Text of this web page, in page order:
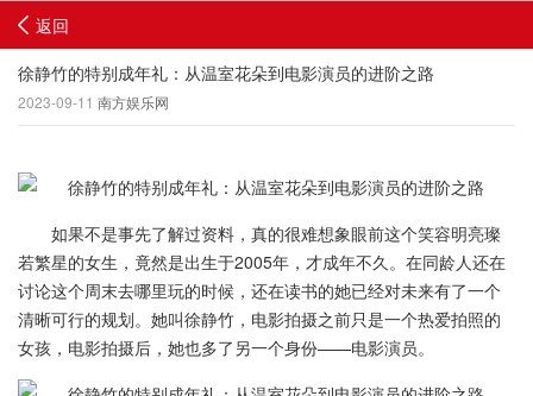
返回
徐静竹的特别成年礼：从温室花朵到电影演员的进阶之路
2023-09-11 南方娱乐网
如果不是事先了解过资料，真的很难想象眼前这个笑容明亮璨
若繁星的女生，竟然是出生于2005年，才成年不久。在同龄人还在
讨论这个周末去哪里玩的时候，还在读书的她已经对未来有了一个
清晰可行的规划。她叫徐静竹，电影拍摄之前只是一个热爱拍照的
女孩，电影拍摄后，她也多了另一个身份——电影演员。